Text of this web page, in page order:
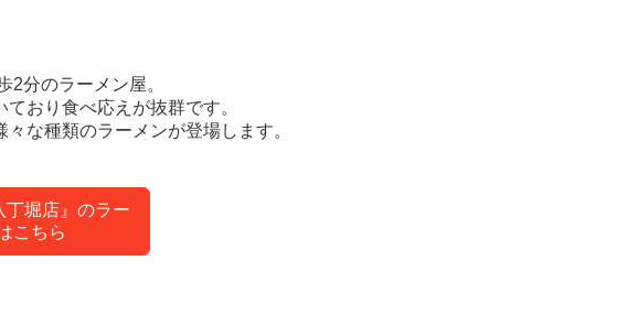
2分のラーメン屋。
おり食べ応えが抜群です。
な種類のラーメンが登場します。
丁堀店』のラー
こちら